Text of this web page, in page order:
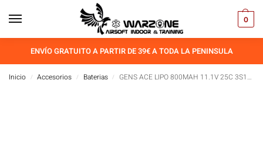
0
ENVÍO GRATUITO A PARTIR DE 39€ A TODA LA PENINSULA
Inicio / Accesorios / Baterias / GENS ACE LIPO 800MAH 11.1V 25C 3S1P WITH MINI TAMIYA PLUG